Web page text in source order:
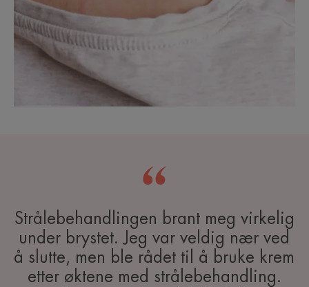
Strålebehandlingen brant meg virkelig
under brystet. Jeg var veldig nær ved
å slutte, men ble rådet til å bruke krem
etter øktene med strålebehandling.